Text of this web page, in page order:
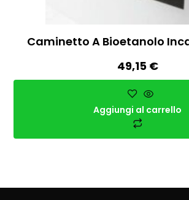
Caminetto A Bioetanolo
49,15 €
Aggiungi al carrello